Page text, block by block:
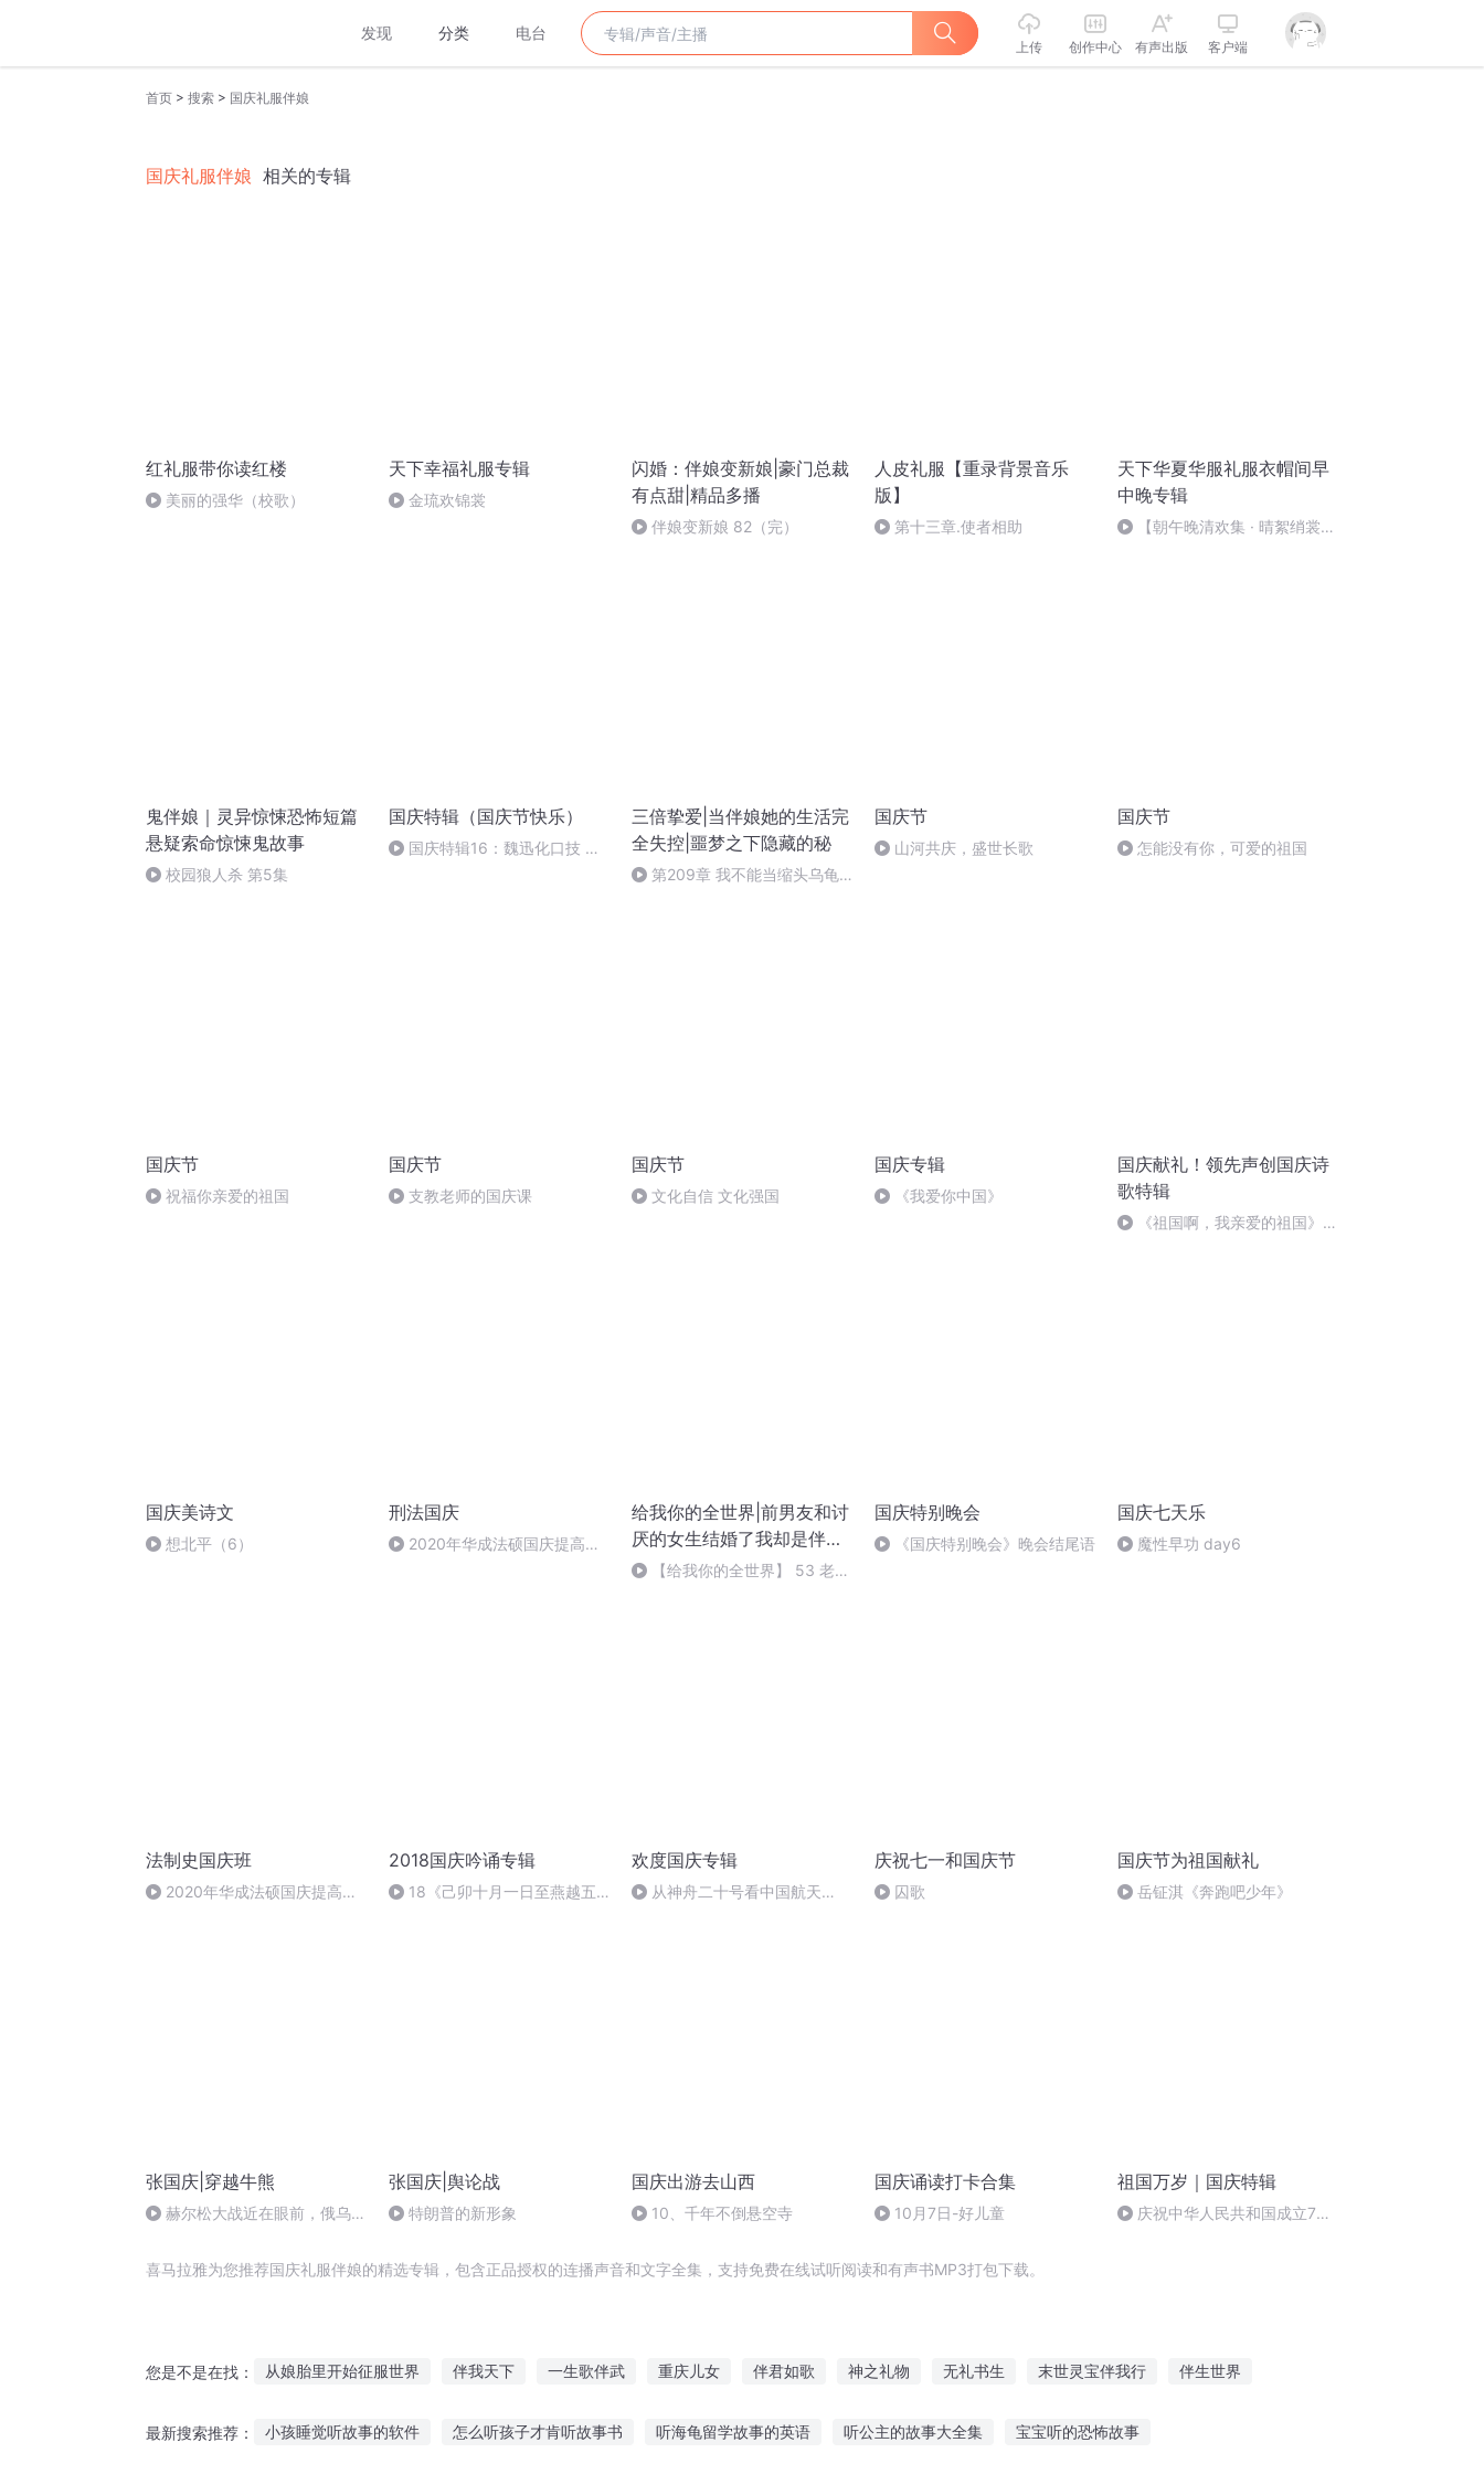
发现 分类 电台
上传 创作中心 有声出版 客户端
首页 > 搜索 > 国庆礼服伴娘
国庆礼服伴娘 相关的专辑
红礼服带你读红楼
美丽的强华（校歌）
天下幸福礼服专辑
金琉欢锦裳
闪婚：伴娘变新娘|豪门总裁
有点甜|精品多播
伴娘变新娘 82（完）
人皮礼服【重录背景音乐
版】
第十三章.使者相助
天下华夏华服礼服衣帽间早
中晚专辑
【朝午晚清欢集 · 晴絮绡裳午
鬼伴娘｜灵异惊悚恐怖短篇
悬疑索命惊悚鬼故事
校园狼人杀 第5集
国庆特辑（国庆节快乐）
国庆特辑16：魏迅化口技 二
三倍挚爱|当伴娘她的生活完
全失控|噩梦之下隐藏的秘
第209章 我不能当缩头乌龟
国庆节
山河共庆，盛世长歌
国庆节
怎能没有你，可爱的祖国
国庆节
祝福你亲爱的祖国
国庆节
支教老师的国庆课
国庆节
文化自信 文化强国
国庆专辑
《我爱你中国》
国庆献礼！领先声创国庆诗
歌特辑
《祖国啊，我亲爱的祖国》温
国庆美诗文
想北平（6）
刑法国庆
2020年华成法硕国庆提高班
给我你的全世界|前男友和讨
厌的女生结婚了我却是伴娘|
爆笑都市言情
【给我你的全世界】 53 老张
国庆特别晚会
《国庆特别晚会》晚会结尾语
国庆七天乐
魔性早功 day6
法制史国庆班
2020年华成法硕国庆提高班
2018国庆吟诵专辑
18《己卯十月一日至燕越五
欢度国庆专辑
从神舟二十号看中国航天
庆祝七一和国庆节
囚歌
国庆节为祖国献礼
岳钲淇《奔跑吧少年》
张国庆|穿越牛熊
赫尔松大战近在眼前，俄乌冲
张国庆|舆论战
特朗普的新形象
国庆出游去山西
10、千年不倒悬空寺
国庆诵读打卡合集
10月7日-好儿童
祖国万岁｜国庆特辑
庆祝中华人民共和国成立73
喜马拉雅为您推荐国庆礼服伴娘的精选专辑，包含正品授权的连播声音和文字全集，支持免费在线试听阅读和有声书MP3打包下载。
您是不是在找： 从娘胎里开始征服世界 伴我天下 一生歌伴武 重庆儿女 伴君如歌 神之礼物 无礼书生 末世灵宝伴我行 伴生世界
最新搜索推荐： 小孩睡觉听故事的软件 怎么听孩子才肯听故事书 听海龟留学故事的英语 听公主的故事大全集 宝宝听的恐怖故事